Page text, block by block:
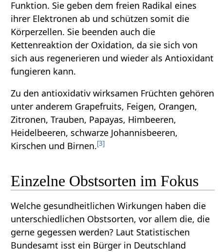
Funktion. Sie geben dem freien Radikal eines
ihrer Elektronen ab und schützen somit die
Körperzellen. Sie beenden auch die
Kettenreaktion der Oxidation, da sie sich von
sich aus regenerieren und wieder als Antioxidant
fungieren kann.
Zu den antioxidativ wirksamen Früchten gehören
unter anderem Grapefruits, Feigen, Orangen,
Zitronen, Trauben, Papayas, Himbeeren,
Heidelbeeren, schwarze Johannisbeeren,
Kirschen und Birnen.[3]
Einzelne Obstsorten im Fokus
Welche gesundheitlichen Wirkungen haben die
unterschiedlichen Obstsorten, vor allem die, die
gerne gegessen werden? Laut Statistischen
Bundesamt isst ein Bürger in Deutschland